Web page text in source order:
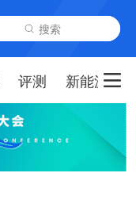
搜索
评测 新能源